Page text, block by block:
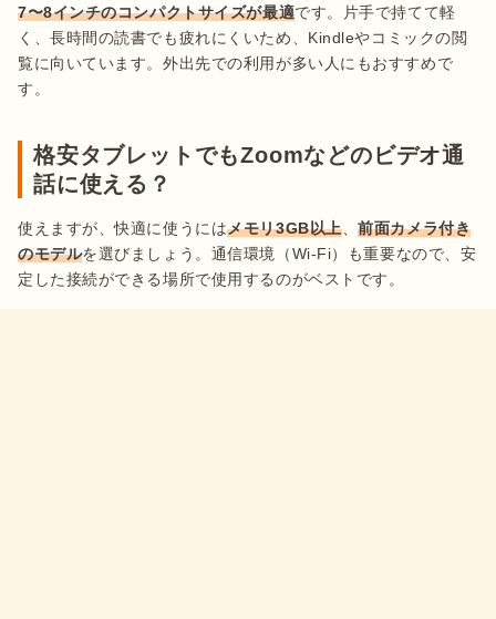
7〜8インチのコンパクトサイズが最適です。片手で持てて軽
く、長時間の読書でも疲れにくいため、Kindleやコミックの閲
覧に向いています。外出先での利用が多い人にもおすすめで
す。
格安タブレットでもZoomなどのビデオ通
話に使える？
使えますが、快適に使うにはメモリ3GB以上、前面カメラ付き
のモデルを選びましょう。通信環境（Wi-Fi）も重要なので、安
定した接続ができる場所で使用するのがベストです。